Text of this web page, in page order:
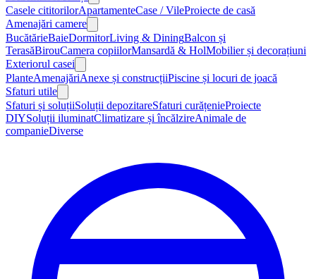
Casele cititorilorApartamenteCase / VileProiecte de casă
Amenajări camere
BucătărieBaieDormitorLiving & DiningBalcon și
TerasăBirouCamera copiilorMansardă & HolMobilier și decorațiuni
Exteriorul casei
PlanteAmenajăriAnexe și construcțiiPiscine și locuri de joacă
Sfaturi utile
Sfaturi și soluțiiSoluții depozitareSfaturi curățenieProiecte
DIYSoluții iluminatClimatizare și încălzireAnimale de
companieDiverse